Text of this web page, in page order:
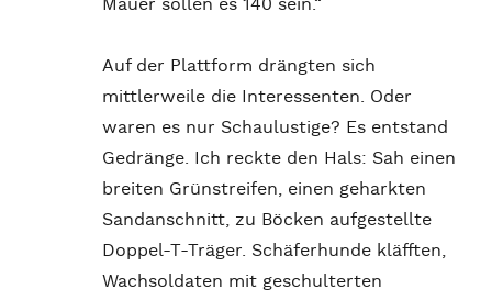
Mauer sollen es 140 sein.“
Auf der Plattform drängten sich
mittlerweile die Interessenten. Oder
waren es nur Schaulustige? Es entstand
Gedränge. Ich reckte den Hals: Sah einen
breiten Grünstreifen, einen geharkten
Sandanschnitt, zu Böcken aufgestellte
Doppel-T-Träger. Schäferhunde kläfften,
Wachsoldaten mit geschulterten